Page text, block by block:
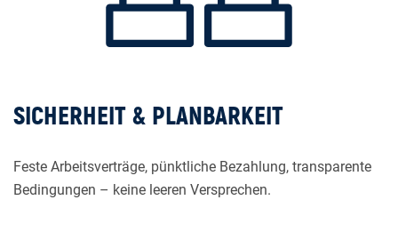
SICHERHEIT & PLANBARKEIT
Feste Arbeitsverträge, pünktliche Bezahlung, transparente
Bedingungen – keine leeren Versprechen.